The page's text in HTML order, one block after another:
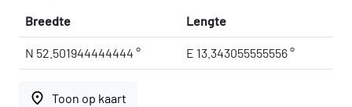
Breedte Lengte
N 52.501944444444 ° E 13.343055555556 °
place Toon op kaart